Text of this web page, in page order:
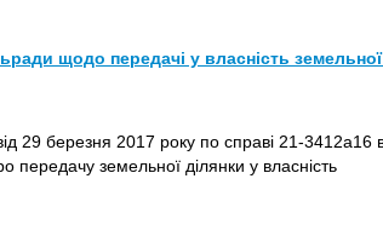
щодо передачі у власність
29 березня 2017 року по справі 21-
передачу земельної ділянки у власність